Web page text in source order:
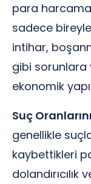
para
sadece
intihar,
gibi sorunlara
ekonomik
Suç
genellikle
kaybettikleri